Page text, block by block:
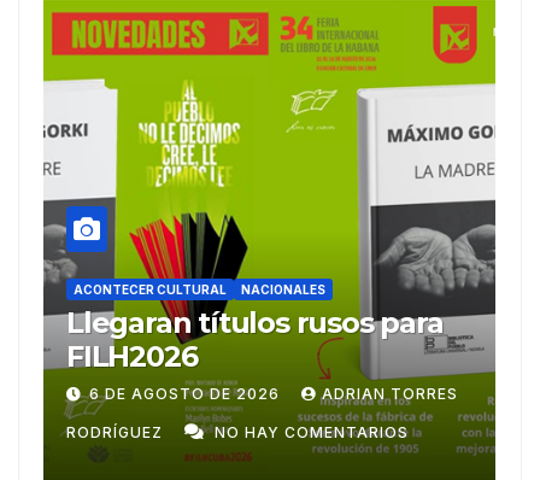
ACONTECER CULTURAL
Ballet Laura Alonso
emprende gira
centroamericana
28 DE JULIO DE 2026 ADRIAN TORRES
RODRÍGUEZ NO HAY COMENTARIOS